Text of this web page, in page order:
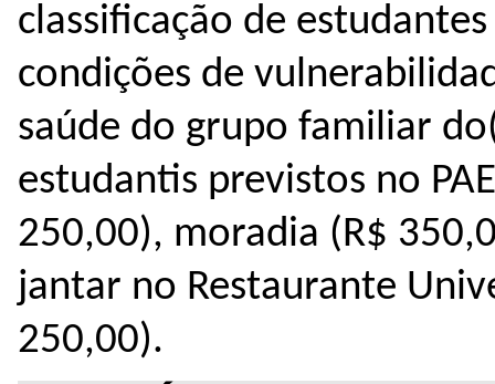
classificação de
condições de
saúde do grupo familiar
estudantis previstos no
250,00), moradia (R$
jantar no Restaurante
250,00).